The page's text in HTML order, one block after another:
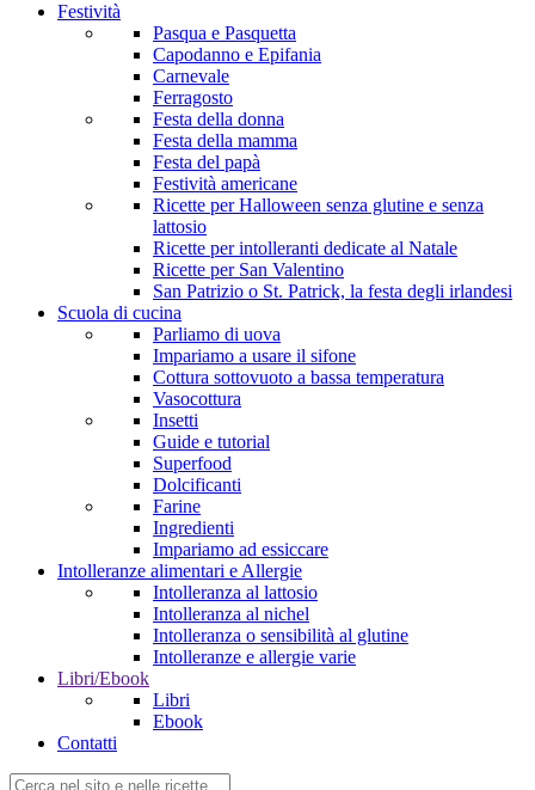
Festività
Pasqua e Pasquetta
Capodanno e Epifania
Carnevale
Ferragosto
Festa della donna
Festa della mamma
Festa del papà
Festività americane
Ricette per Halloween senza glutine e senza
lattosio
Ricette per intolleranti dedicate al Natale
Ricette per San Valentino
San Patrizio o St. Patrick, la festa degli irlandesi
Scuola di cucina
Parliamo di uova
Impariamo a usare il sifone
Cottura sottovuoto a bassa temperatura
Vasocottura
Insetti
Guide e tutorial
Superfood
Dolcificanti
Farine
Ingredienti
Impariamo ad essiccare
Intolleranze alimentari e Allergie
Intolleranza al lattosio
Intolleranza al nichel
Intolleranza o sensibilità al glutine
Intolleranze e allergie varie
Libri/Ebook
Libri
Ebook
Contatti